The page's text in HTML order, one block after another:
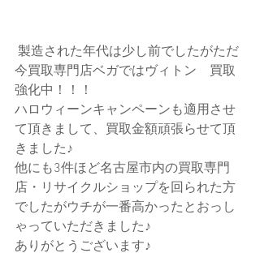
今買取専門店ベガではヴィトン　買取
強化中！！！
ハロウィーンキャンペーンも適用させ
て頂きまして、買取金額頑張らせて頂
きました♪
他にも3件ほど名古屋市内の買取専門
店・リサイクルショップを回られた方
でしたがウチが一番高かったとおっし
ゃっていただきました♪
ありがとうございます♪